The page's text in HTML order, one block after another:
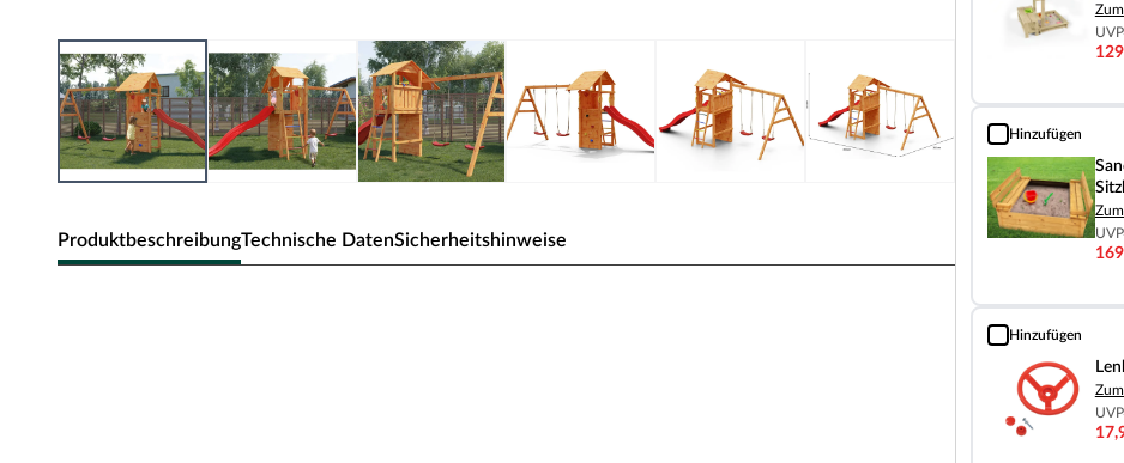
ProduktbeschreibungTechnische DatenSicherheitshinweise
UVP
Hinzufügen
Sandkasten Tommy
UVP
Hinzufügen
Lenkrad rot Ø 30 cm
UVP